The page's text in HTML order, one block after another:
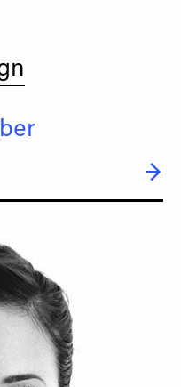
→ Stefan Willerstorfer